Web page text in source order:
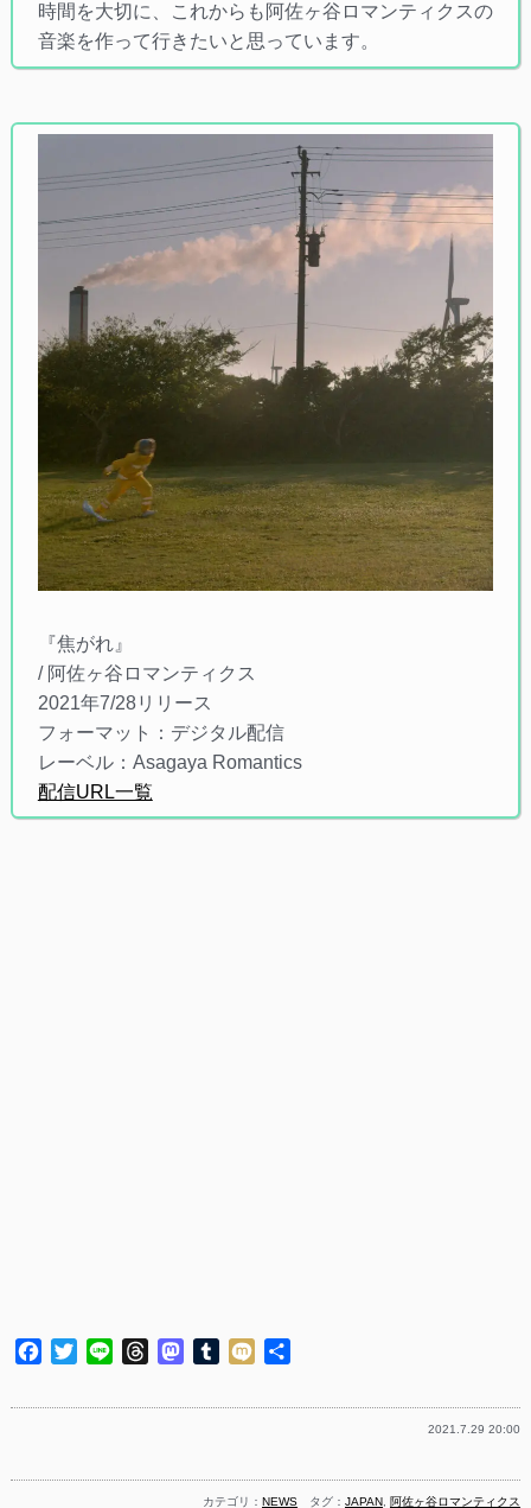
時間を大切に、これからも阿佐ヶ谷ロマンティクスの
音楽を作って行きたいと思っています。
『焦がれ』
/ 阿佐ヶ谷ロマンティクス
2021年7/28リリース
フォーマット：デジタル配信
レーベル：Asagaya Romantics
配信URL一覧
Facebook
TwitterLine ThreadsMastodon
Tumblr
Mixi
2021.7.29 20:00
カテゴリ：NEWS タグ：JAPAN,阿佐ヶ谷ロマンティクス